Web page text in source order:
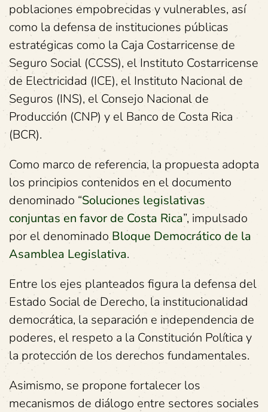
poblaciones empobrecidas y vulnerables, así
como la defensa de instituciones públicas
estratégicas como la Caja Costarricense de
Seguro Social (CCSS), el Instituto Costarricense
de Electricidad (ICE), el Instituto Nacional de
Seguros (INS), el Consejo Nacional de
Producción (CNP) y el Banco de Costa Rica
(BCR).
Como marco de referencia, la propuesta adopta
los principios contenidos en el documento
denominado “Soluciones legislativas
conjuntas en favor de Costa Rica”, impulsado
por el denominado Bloque Democrático de la
Asamblea Legislativa.
Entre los ejes planteados figura la defensa del
Estado Social de Derecho, la institucionalidad
democrática, la separación e independencia de
poderes, el respeto a la Constitución Política y
la protección de los derechos fundamentales.
Asimismo, se propone fortalecer los
mecanismos de diálogo entre sectores sociales